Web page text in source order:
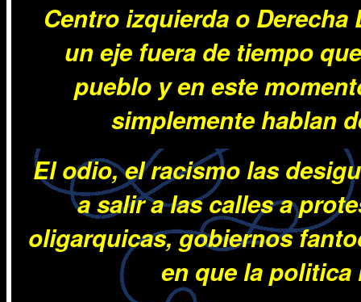
Centro izquierda o
un eje fuera de tiempo
pueblo y en este
simplemente hablan
El odio, el racismo las
a salir a las calles a
oligarquicas, gobiernos
en que la politica